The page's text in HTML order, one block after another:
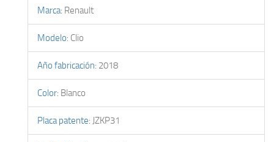
Marca: Renault
Modelo: Clio
Año fabricación: 2018
Color: Blanco
Placa patente: JZKP31